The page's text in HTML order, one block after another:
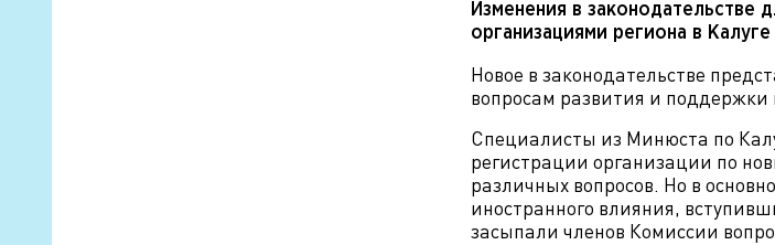
Изменения в законодательстве
организациями региона в Калуге
Новое в законодательстве
вопросам развития и
Специалисты из Минюста по
регистрации организации по
различных вопросов. Но в
иностранного влияния,
засыпали членов Комиссии